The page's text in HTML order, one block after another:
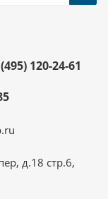
120-24-61
д.18 стр.6,